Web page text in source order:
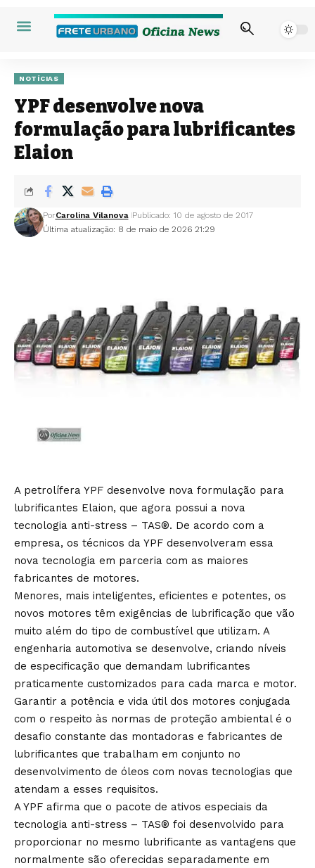
NOTÍCIAS
YPF desenvolve nova
formulação para lubrificantes
Elaion
Última atualização: 8 de maio de 2026 21:29
PorCarolina Vilanova Publicado: 10 de agosto de 2017
A petrolífera YPF desenvolve nova formulação para
lubrificantes Elaion, que agora possui a nova
tecnologia anti-stress – TAS®. De acordo com a
empresa, os técnicos da YPF desenvolveram essa
nova tecnologia em parceria com as maiores
fabricantes de motores.
Menores, mais inteligentes, eficientes e potentes, os
novos motores têm exigências de lubrificação que vão
muito além do tipo de combustível que utilizam. A
engenharia automotiva se desenvolve, criando níveis
de especificação que demandam lubrificantes
praticamente customizados para cada marca e motor.
Garantir a potência e vida útil dos motores conjugada
com o respeito às normas de proteção ambiental é o
desafio constante das montadoras e fabricantes de
lubrificantes que trabalham em conjunto no
desenvolvimento de óleos com novas tecnologias que
atendam a esses requisitos.
A YPF afirma que o pacote de ativos especiais da
tecnologia anti-stress – TAS® foi desenvolvido para
proporcionar no mesmo lubrificante as vantagens que
normalmente são oferecidas separadamente em